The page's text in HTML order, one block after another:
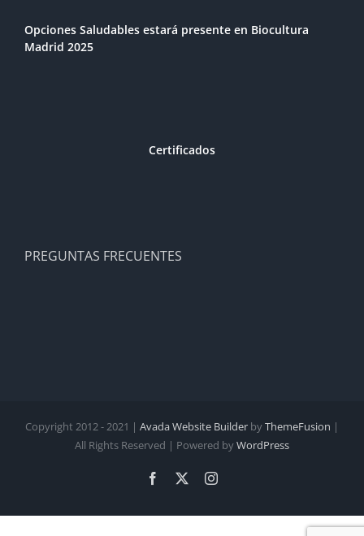
Opciones Saludables estará presente en Biocultura
Madrid 2025
Certificados
PREGUNTAS FRECUENTES
Copyright 2012 - 2021 | Avada Website Builder byThemeFusion |
All Rights Reserved | Powered byWordPress
Facebook Instagram